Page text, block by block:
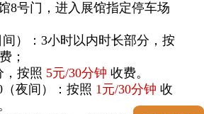
8号门，进入展馆指定停车场
间）：3小时以内时长部分，按
；
，按照 5元/30分钟 收费。
（夜间）：按照 1元/30分钟收